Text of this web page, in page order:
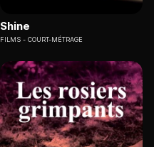
Shine
FILMS COURT-MÉTRAGE